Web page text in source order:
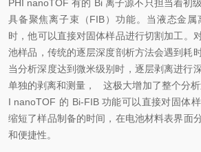
PHI nanoTOF 有的 Bi 离子源不只担当着初级
具备聚焦离子束（FIB）功能。当液态金
时，他可以直接对固体样品进行切割加工
池样品，传统的逐层深度剖析方法会遇到耗
当分析深度达到微米级别时，逐层剥离进行深
单独的剥离和测量， 这极大增加了整个分析
I nanoTOF 的 Bi-FIB 功能可以直接对固体样品
缩短了样品制备的时间，在电池材料表界
和便捷性。